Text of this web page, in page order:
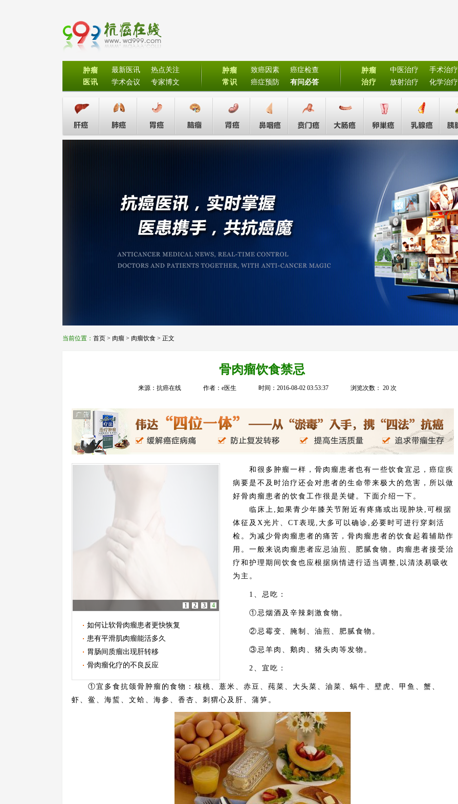
肿瘤
医讯
最新医讯
热点关注
学术会议
专家博文
肿瘤
常识
致癌因素
癌症检查
癌症预防
有问必答
肿瘤
治疗
中医治疗
手术治疗
放射治疗
化学治疗
当前位置： 首页> 肉瘤> 肉瘤饮食> 正文
骨肉瘤饮食禁忌
来源：抗癌在线 作者：e医生 时间：2016-08-02 03:53:37 浏览次数： 20 次
1 2 3 4
如何让软骨肉瘤患者更快恢复
患有平滑肌肉瘤能活多久
胃肠间质瘤出现肝转移
骨肉瘤化疗的不良反应
和很多肿瘤一样，骨肉瘤患者也有一些饮食宜忌，癌症疾
病要是不及时治疗还会对患者的生命带来极大的危害，所以做
好骨肉瘤患者的饮食工作很是关键。下面介绍一下。
临床上,如果青少年膝关节附近有疼痛或出现肿块,可根据
体征及X光片、CT表现,大多可以确诊,必要时可进行穿刺活
检。为减少骨肉瘤患者的痛苦，骨肉瘤患者的饮食起着辅助作
用。一般来说肉瘤患者应忌油煎、肥腻食物。肉瘤患者接受治
疗和护理期间饮食也应根据病情进行适当调整,以清淡易吸收
为主。
1、忌吃：
①忌烟酒及辛辣刺激食物。
②忌霉变、腌制、油煎、肥腻食物。
③忌羊肉、鹅肉、猪头肉等发物。
2、宜吃：
①宜多食抗颌骨肿瘤的食物：核桃、薏米、赤豆、莼菜、大头菜、油菜、蜗牛、壁虎、甲鱼、蟹、
虾、鲎、海蜇、文蛤、海参、香杏、刺猬心及肝、蒲笋。